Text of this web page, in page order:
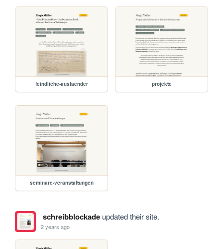
feindliche-auslaender projekte
seminare-veranstaltungen
schreibblockadeupdated their site.
2 years ago